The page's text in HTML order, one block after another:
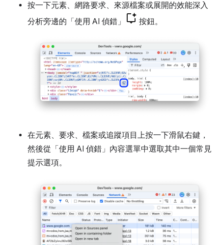
按一下元素、網路要求、來源檔案或展開的效能深入
分析旁邊的「使用 AI 偵錯」
按鈕。
在元素、要求、檔案或追蹤項目上按一下滑鼠右鍵，
然後從「使用 AI 偵錯」 內容選單中選取其中一個常見
提示選項。